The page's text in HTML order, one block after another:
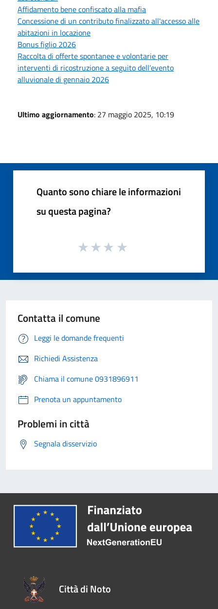
Affidamento bene confiscato alla mafia
Concessione di un contributo finalizzato all'accesso alle
abitazioni in locazione
Bonus figlio 2026
Raccolta di offerte spontanee e volontarie per
interventi di ricostruzione a seguito dell’evento
alluvionale di gennaio 2026
Ultimo aggiornamento: 27 maggio 2025, 10:19
Quanto sono chiare le informazioni
su questa pagina?
Contatta il comune
Leggi le domande frequenti
Richiedi Assistenza
Chiama il comune 0931896911
Prenota un appuntamento
Problemi in città
Segnala disservizio
Città di Noto